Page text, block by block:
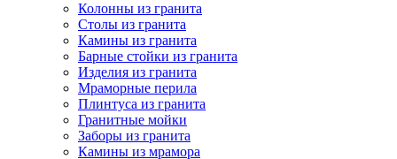
Колонны из гранита
Столы из гранита
Камины из гранита
Барные стойки из гранита
Изделия из гранита
Мраморные перила
Плинтуса из гранита
Гранитные мойки
Заборы из гранита
Камины из мрамора